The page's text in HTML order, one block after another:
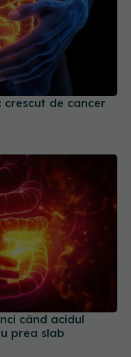
crescut de cancer
când acidul
prea slab